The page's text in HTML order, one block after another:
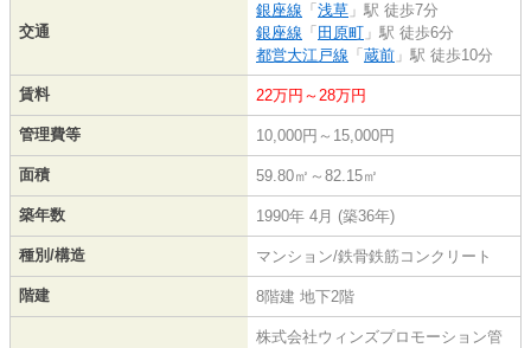
交通
銀座線 「 浅草 」駅 徒歩7分
銀座線 「 田原町 」駅 徒歩6分
都営大江戸線 「 蔵前 」駅 徒歩10分
賃料 22万円～28万円
管理費等 10,000円～15,000円
面積 59.80㎡～82.15㎡
築年数 1990年 4月 (築36年)
種別/構造 マンション/鉄骨鉄筋コンクリート
階建 8階建 地下2階
株式会社ウィンズプロモーション管